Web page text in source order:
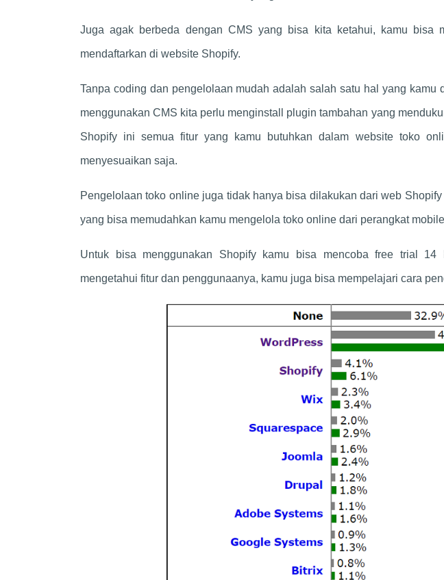
Juga agak berbeda dengan CMS yang bisa kita ketahui, kamu bisa
mendaftarkan di website Shopify.
Tanpa coding dan pengelolaan mudah adalah salah satu hal yang kamu
menggunakan CMS kita perlu menginstall plugin tambahan yang
Shopify ini semua fitur yang kamu butuhkan dalam website toko
menyesuaikan saja.
Pengelolaan toko online juga tidak hanya bisa dilakukan dari web
yang bisa memudahkan kamu mengelola toko online dari perangkat
Untuk bisa menggunakan Shopify kamu bisa mencoba free trial
mengetahui fitur dan penggunaanya, kamu juga bisa mempelajari cara